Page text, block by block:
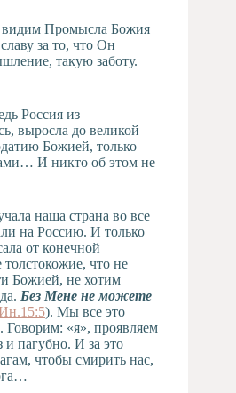
видим Промысла Божия
за то, что Он
такую заботу.
Россия из
выросла до великой
Божией, только
И никто об этом не
наша страна во все
на Россию. И только
от конечной
что не
Божией, не хотим
Без Мене не можете
). Мы все это
Говорим: «я», проявляем
и пагубно. И за это
чтобы смирить нас,